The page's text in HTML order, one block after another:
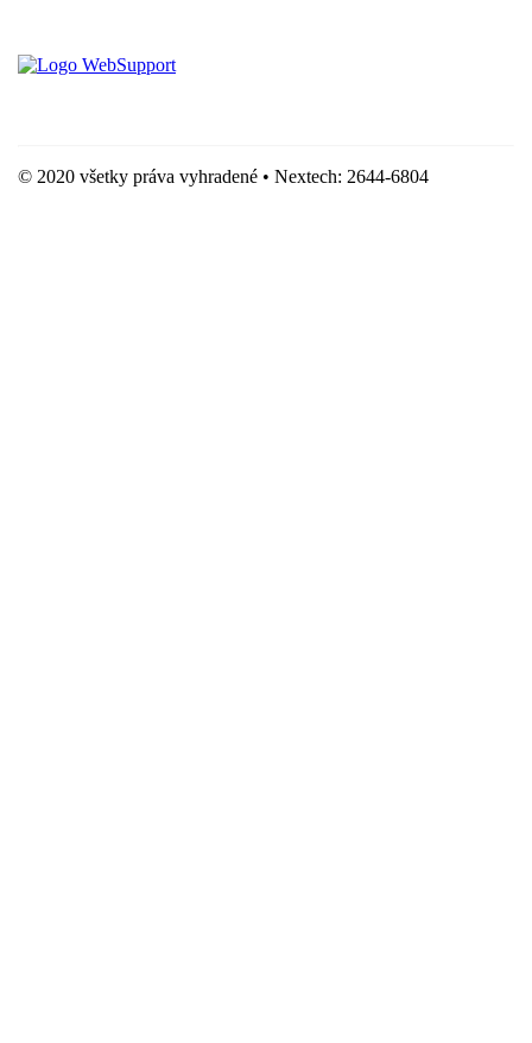
© 2020 všetky práva vyhradené • Nextech: 2644-6804